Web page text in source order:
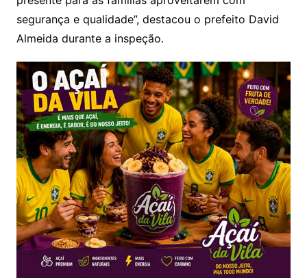
segurança e qualidade”, destacou o prefeito David
Almeida durante a inspeção.